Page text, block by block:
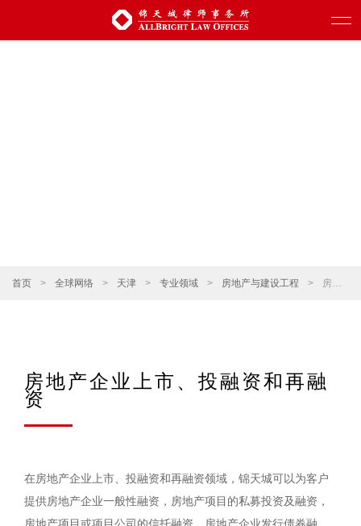
首页 > 全球网络 > 天津 > 专业领域 > 房地产与建设工程 > 房地产企业上市、投融资和再融资
房地产企业上市、投融资和再融
资
在房地产企业上市、投融资和再融资领域，锦天城可以为客户
提供房地产企业一般性融资，房地产项目的私募投资及融资，